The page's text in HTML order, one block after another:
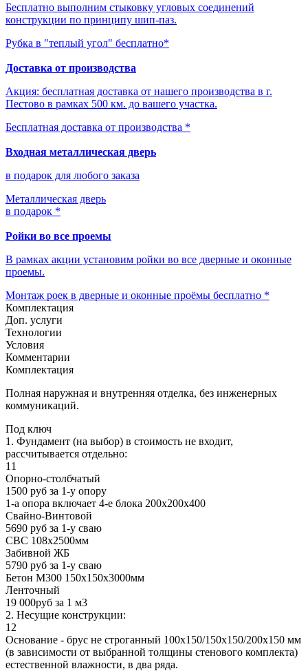
Бесплатно выполним стыковку угловых соединений
конструкции по принципу шип-паз.
Рубка в "теплый угол" бесплатно*
Доставка от производства
Акция: бесплатная доставка от нашего производства в г.
Пестово в рамках 500 км. до вашего участка.
Бесплатная доставка от производства *
Входная металлическая дверь
в подарок для любого заказа
Металлическая дверь
в подарок *
Ройки во все проемы
В рамках акции установим ройки во все дверные и оконные
проемы.
Монтаж роек в дверные и оконные проёмы бесплатно *
Комплектация
Доп. услуги
Технологии
Условия
Комментарии
Комплектация
Полная наружная и внутренняя отделка, без инженерных
коммуникаций.
Под ключ
1. Фундамент (на выбор) в стоимость не входит,
рассчитывается отдельно:
11
Опорно-столбчатый
1500 руб за 1-у опору
1-а опора включает 4-е блока 200х200х400
Свайно-Винтовой
5690 руб за 1-у сваю
СВС 108х2500мм
Забивной ЖБ
5790 руб за 1-у сваю
Бетон М300 150х150х3000мм
Ленточный
19 000руб за 1 м3
2. Несущие конструкции:
12
Основание - брус не строганный 100х150/150х150/200х150 мм
(в зависимости от выбранной толщины стенового комплекта)
естественной влажности, в два ряда.